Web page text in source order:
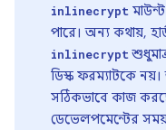
inlinecrypt
পারে। অন্য কথায়,
inlinecrypt
ডিস্ক ফরম্যাটকে
সঠিকভাবে কাজ
ডেভেলপমেন্টের